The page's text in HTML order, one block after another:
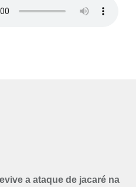
a ataque de jacaré na